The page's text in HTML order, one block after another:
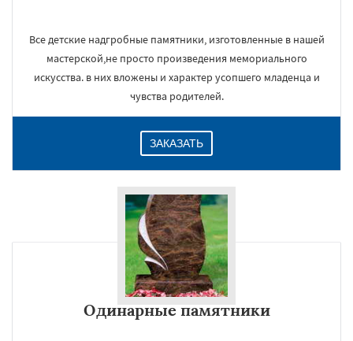
Все детские надгробные памятники, изготовленные в нашей
мастерской,не просто произведения мемориального
искусства. в них вложены и характер усопшего младенца и
чувства родителей.
ЗАКАЗАТЬ
Одинарные памятники